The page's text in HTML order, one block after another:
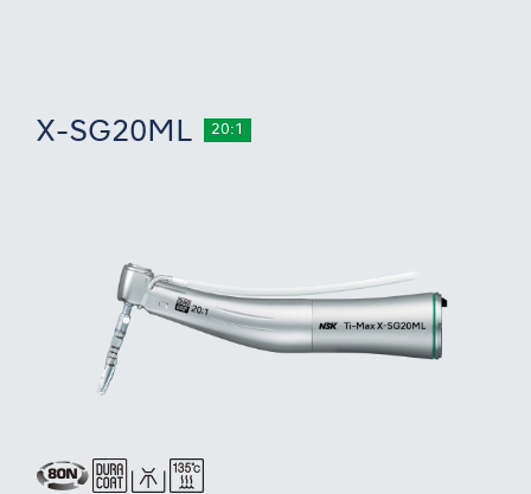
X-SG20ML 20:1